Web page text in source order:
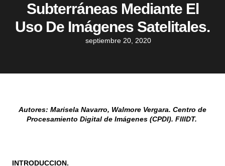
Subterráneas Mediante El
Uso De Imágenes Satelitales.
septiembre 20, 2020
Autores: Marisela Navarro, Walmore Vergara. Centro de
Procesamiento Digital de Imágenes (CPDI). FIIIDT.
INTRODUCCION.